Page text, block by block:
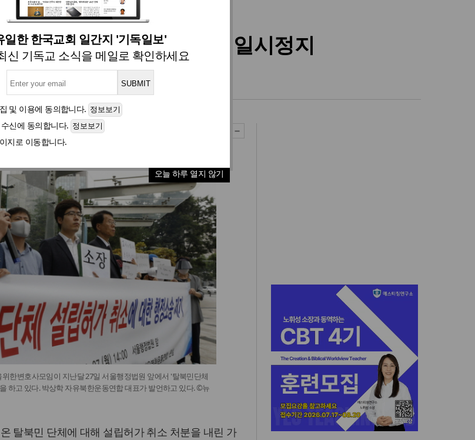
일한 한국교회 일간지 '기독일보'
신 기독교 소식을 메일로 확인하세요
및 이용에 동의합니다.
신에 동의합니다.
지로 이동합니다.
오늘 하루 열지 않기
북한·통일 입력 2020. 08. 13 07:18
, ‘비영리법인 취소’ 효력 일시정지
민단체, 행정소송·집행정지 제기해
한변호사모임이 지난달 27일 서울행정법원 앞에서 '탈북민단체
하고 있다. 박상학 자유북한운동연합 대표가 발언하고 있다. ©뉴
탈북민 단체에 대해 설립허가 취소 처분을 내린 가
[최원호 목사의 영혼의 양식 63]
말씀은 같은데 왜 열매는 다를
美 이민구금센터에 억류됐던